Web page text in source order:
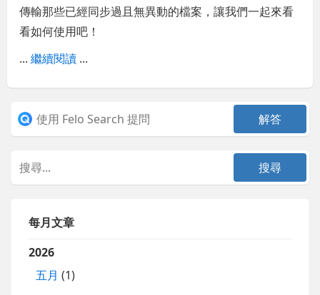
傳輸那些已經同步過且無異動的檔案，讓我們一起來看
看如何使用吧！
...繼續閱讀 ...
每月文章
2026
五月 (1)